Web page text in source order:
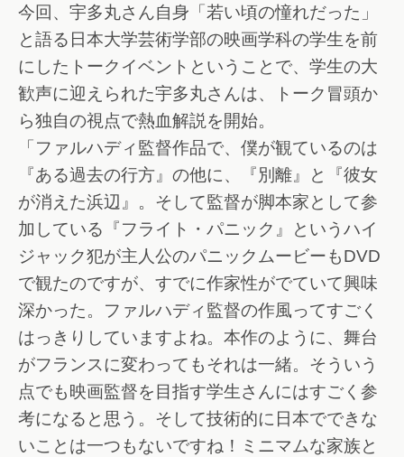
今回、宇多丸さん自身「若い頃の憧れだった」
と語る日本大学芸術学部の映画学科の学生を前
にしたトークイベントということで、学生の大
歓声に迎えられた宇多丸さんは、トーク冒頭か
ら独自の視点で熱血解説を開始。
「ファルハディ監督作品で、僕が観ているのは
『ある過去の行方』の他に、『別離』と『彼女
が消えた浜辺』。そして監督が脚本家として参
加している『フライト・パニック』というハイ
ジャック犯が主人公のパニックムービーもDVD
で観たのですが、すでに作家性がでていて興味
深かった。ファルハディ監督の作風ってすごく
はっきりしていますよね。本作のように、舞台
がフランスに変わってもそれは一緒。そういう
点でも映画監督を目指す学生さんにはすごく参
考になると思う。そして技術的に日本でできな
いことは一つもないですね！ミニマムな家族と